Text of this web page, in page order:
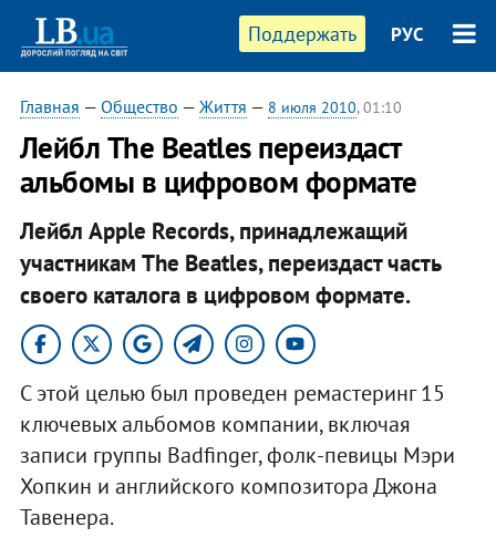
Поддержать РУС
Главная — Общество — Життя — 8 июля 2010, 01:10
Лейбл The Beatles переиздаст
альбомы в цифровом формате
Лейбл Apple Records, принадлежащий
участникам The Beatles, переиздаст часть
своего каталога в цифровом формате.
С этой целью был проведен ремастеринг 15
ключевых альбомов компании, включая
записи группы Badfinger, фолк-певицы Мэри
Хопкин и английского композитора Джона
Тавенера.